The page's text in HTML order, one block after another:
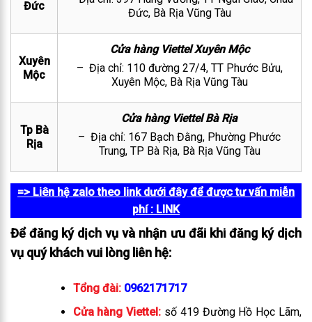
Đức
Đức, Bà Rịa Vũng Tàu
Xuyên
Mộc
Cửa hàng Viettel Xuyên Mộc
– Địa chỉ: 110 đường 27/4, TT Phước Bửu,
Xuyên Mộc, Bà Rịa Vũng Tàu
Tp Bà
Rịa
Cửa hàng Viettel Bà Rịa
– Địa chỉ: 167 Bạch Đằng, Phường Phước
Trung, TP Bà Rịa, Bà Rịa Vũng Tàu
=> Liên hệ zalo theo link dưới đây để được tư vấn miễn
phí: LINK
Để đăng ký dịch vụ và nhận ưu đãi khi đăng ký dịch
vụ quý khách vui lòng liên hệ:
Tổng đài: 0962171717
Cửa hàng Viettel: số 419 Đường Hồ Học Lãm,